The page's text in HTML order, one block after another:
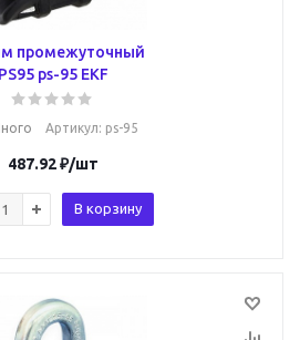
промежуточный
PS95 ps-95 EKF
Артикул: ps-95
487.92₽/шт
В корзину